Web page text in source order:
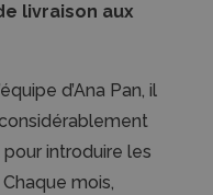
livraison aux
d’Ana Pan, il
introduire les
mois,